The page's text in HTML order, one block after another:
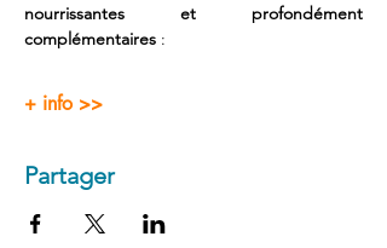
nourrissantes et profondément
complémentaires :
+ info >>
Partager